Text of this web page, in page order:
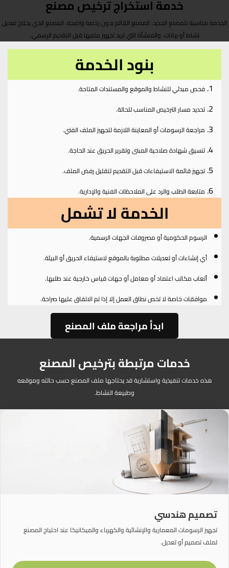
خدمة استخراج ترخيص مصنع
الخدمة مناسبة للمصنع الجديد، المصنع القائم بدون رخصة واضحة، المصنع الذي يحتاج تعديل
نشاط أو بيانات، والمنشأة التي تريد تجهيز ملفها قبل التقديم الرسمي.
بنود الخدمة
فحص مبدئي للنشاط والموقع والمستندات المتاحة.
تحديد مسار الترخيص المناسب للحالة.
مراجعة الرسومات أو المعاينة اللازمة لتجهيز الملف الفني.
تنسيق شهادة صلاحية المبنى وتقرير الحريق عند الحاجة.
تجهيز قائمة الاستيفاءات قبل التقديم لتقليل رفض الملف.
متابعة الطلب والرد على الملاحظات الفنية والإدارية.
الخدمة لا تشمل
الرسوم الحكومية أو مصروفات الجهات الرسمية.
أي إنشاءات أو تعديلات مطلوبة بالموقع لاستيفاء الحريق أو البيئة.
أتعاب مكاتب اعتماد أو معامل أو جهات قياس خارجية عند طلبها.
موافقات خاصة لا تخص نطاق العمل إلا إذا تم الاتفاق عليها صراحة.
ابدأ مراجعة ملف المصنع
خدمات مرتبطة بترخيص المصنع
هذه خدمات تنفيذية واستشارية قد يحتاجها ملف المصنع حسب حالته وموقعه
وطبيعة النشاط.
تصميم هندسي
تجهيز الرسومات المعمارية والإنشائية والكهرباء والميكانيكا عند احتياج المصنع
لملف تصميم أو تعديل.